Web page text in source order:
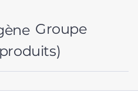
Groupe